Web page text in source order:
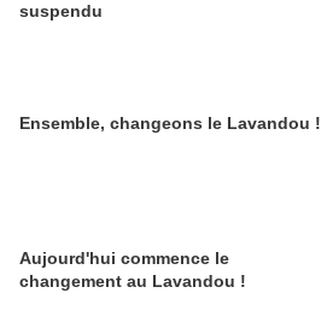
suspendu
Ensemble, changeons le Lavandou !
Aujourd'hui commence le
changement au Lavandou !